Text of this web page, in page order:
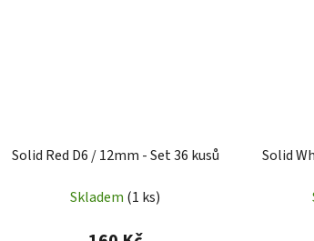
Solid Red D6 / 12mm - Set 36 kusů
Skladem (1 ks)
Solid